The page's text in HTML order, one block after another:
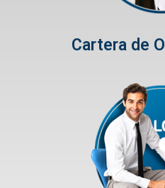
Cartera de